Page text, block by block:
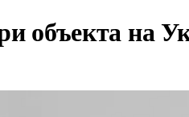
объекта на